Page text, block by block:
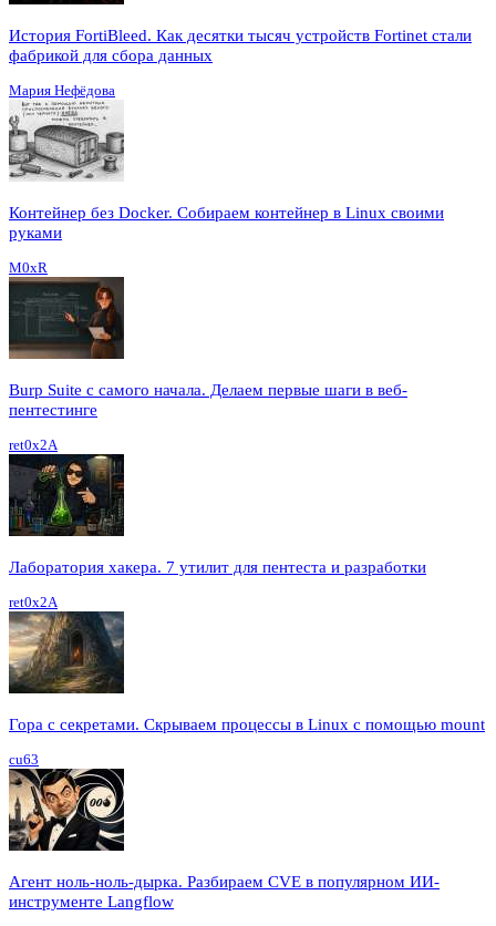
История FortiBleed. Как десятки тысяч устройств Fortinet стали
фабрикой для сбора данных
Мария Нефёдова
Контейнер без Docker. Собираем контейнер в Linux своими
руками
M0xR
Burp Suite с самого начала. Делаем первые шаги в веб-
пентестинге
ret0x2A
Лаборатория хакера. 7 утилит для пентеста и разработки
ret0x2A
Гора с секретами. Скрываем процессы в Linux c помощью mount
cu63
Агент ноль-ноль-дырка. Разбираем CVE в популярном ИИ-
инструменте Langflow